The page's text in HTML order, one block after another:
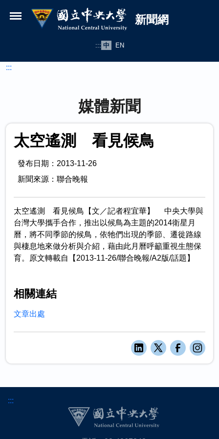
國立中央大學新聞網
新聞網
::: 中 EN
:::
媒體新聞
太空遙測 看見候鳥
發布日期：2013-11-26
新聞來源：聯合晚報
太空遙測 看見候鳥【文／記者程宜華】 中央大學與
台灣大學攜手合作，推出以候鳥為主題的2014衛星月
曆，將不同季節的候鳥，依牠們出現的季節、遷徙路線
與棲息地來做分析與介紹，藉由此月曆呼籲重視生態保
育。原文轉載自【2013-11-26/聯合晚報/A2版/話題】
相關連結
文章出處
:::